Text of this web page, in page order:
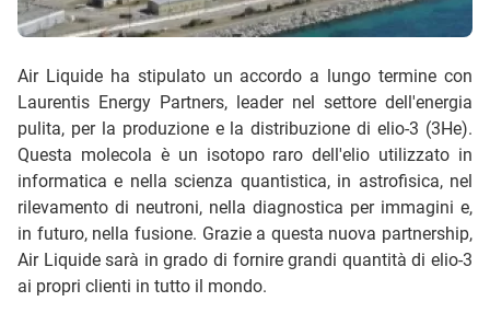
Air Liquide ha stipulato un accordo a lungo termine con
Laurentis Energy Partners, leader nel settore dell'energia
pulita, per la produzione e la distribuzione di elio-3 (3He).
Questa molecola è un isotopo raro dell'elio utilizzato in
informatica e nella scienza quantistica, in astrofisica, nel
rilevamento di neutroni, nella diagnostica per immagini e,
in futuro, nella fusione. Grazie a questa nuova partnership,
Air Liquide sarà in grado di fornire grandi quantità di elio-3
ai propri clienti in tutto il mondo.